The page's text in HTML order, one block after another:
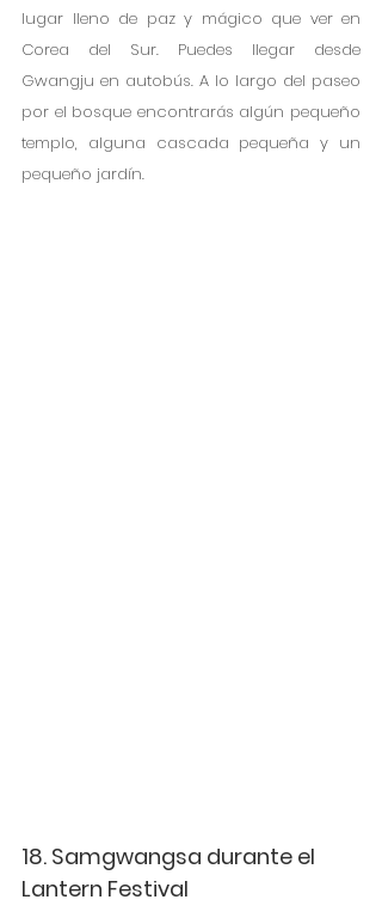
lugar lleno de paz y mágico que ver en
Corea del Sur. Puedes llegar desde
Gwangju en autobús. A lo largo del paseo
por el bosque encontrarás algún pequeño
templo, alguna cascada pequeña y un
pequeño jardín.
18. Samgwangsa durante el
Lantern Festival